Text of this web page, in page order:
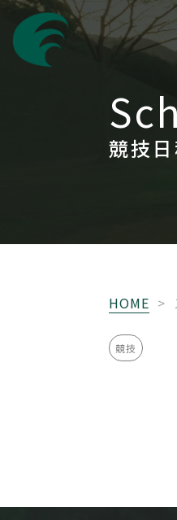
競技
HOME >
競技